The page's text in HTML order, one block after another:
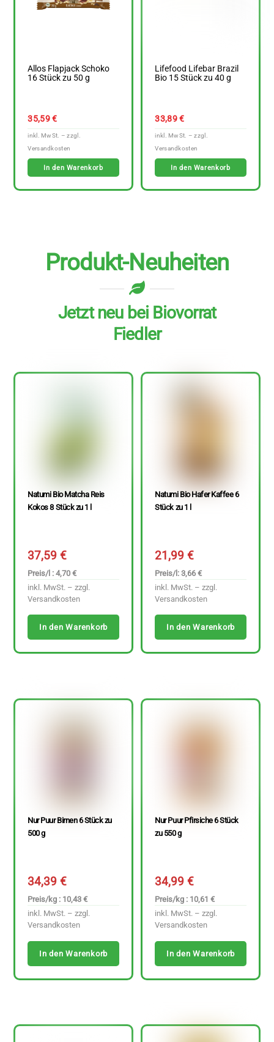
Allos Flapjack Schoko
16 Stück zu 50 g
35,59€
In den Warenkorb
Lifefood Lifebar Brazil
Bio 15 Stück zu 40 g
33,89€
In den Warenkorb
Produkt-Neuheiten
Jetzt neu bei Biovorrat
Fiedler
Natumi Bio Matcha Reis
Kokos 8 Stück zu 1 l
37,59€
Preis/l : 4,70 €
inkl. MwSt. – zzgl.
Versandkosten
In den Warenkorb
Natumi Bio Hafer Kaffee 6
Stück zu 1 l
21,99€
Preis/l: 3,66 €
inkl. MwSt. – zzgl.
Versandkosten
In den Warenkorb
Nur Puur Birnen 6 Stück zu
500 g
34,39€
Preis/kg : 10,43 €
inkl. MwSt. – zzgl.
Versandkosten
In den Warenkorb
Nur Puur Pfirsiche 6 Stück
zu 550 g
34,99€
Preis/kg : 10,61 €
inkl. MwSt. – zzgl.
Versandkosten
In den Warenkorb